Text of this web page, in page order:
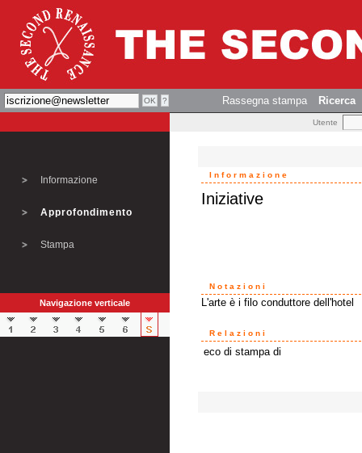
Rassegna stampa Ricerca
Utente
Informazione
Approfondimento
Stampa
Navigazione verticale
Informazione
Iniziative
Notazioni
L'arte è i filo conduttore dell'hotel
Relazioni
eco di stampa di